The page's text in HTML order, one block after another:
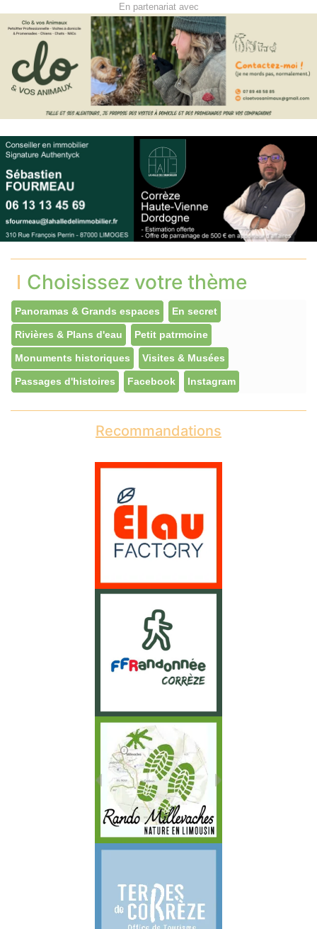
En partenariat avec
Choisissez votre thème
Panoramas & Grands espaces En secret
Rivières & Plans d'eau Petit patrmoine
Monuments historiques Visites & Musées
Passages d'histoires Facebook Instagram
Recommandations